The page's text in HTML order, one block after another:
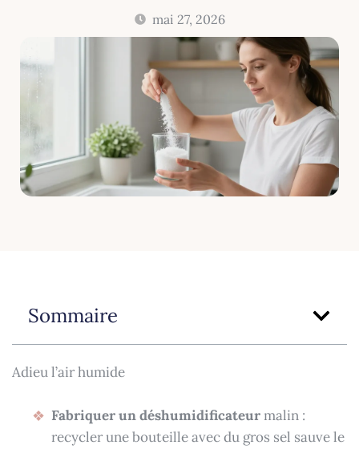
mai 27, 2026
Sommaire
Adieu l’air humide
Fabriquer un déshumidificateurmalin :
recycler une bouteille avec du gros sel sauve le